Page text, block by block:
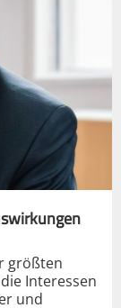
größten
Interessen
und